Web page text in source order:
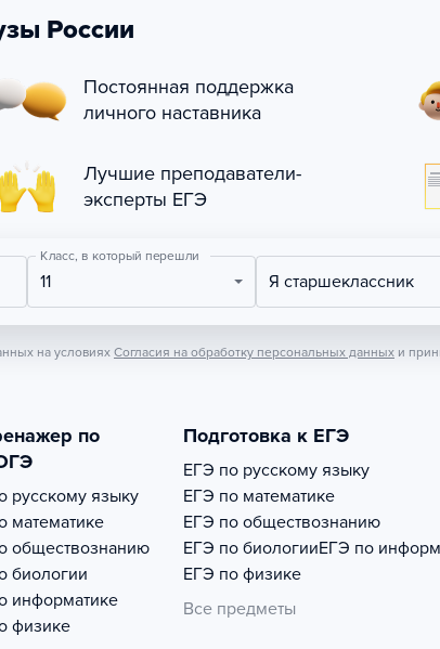
России
Постоянная поддержка
личного наставника
Лучшие преподаватели-
эксперты ЕГЭ
Класс, в который перешли
11 Я старшеклассник
на условиях Согласия на обработку персональных данных и
по
русскому языку
математике
обществознанию
биологии
информатике
физике
Подготовка к ЕГЭ
ЕГЭ по русскому языку
ЕГЭ по математике
ЕГЭ по обществознанию
ЕГЭ по биологииЕГЭ по
ЕГЭ по физике
Все предметы